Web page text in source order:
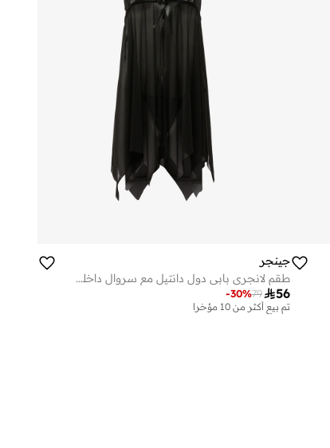
جينجر
طقم لانجري بابي دول دانتيل مع سروال داخلي
56
79
-30%
تم بيع أكثر من 10 مؤخرا